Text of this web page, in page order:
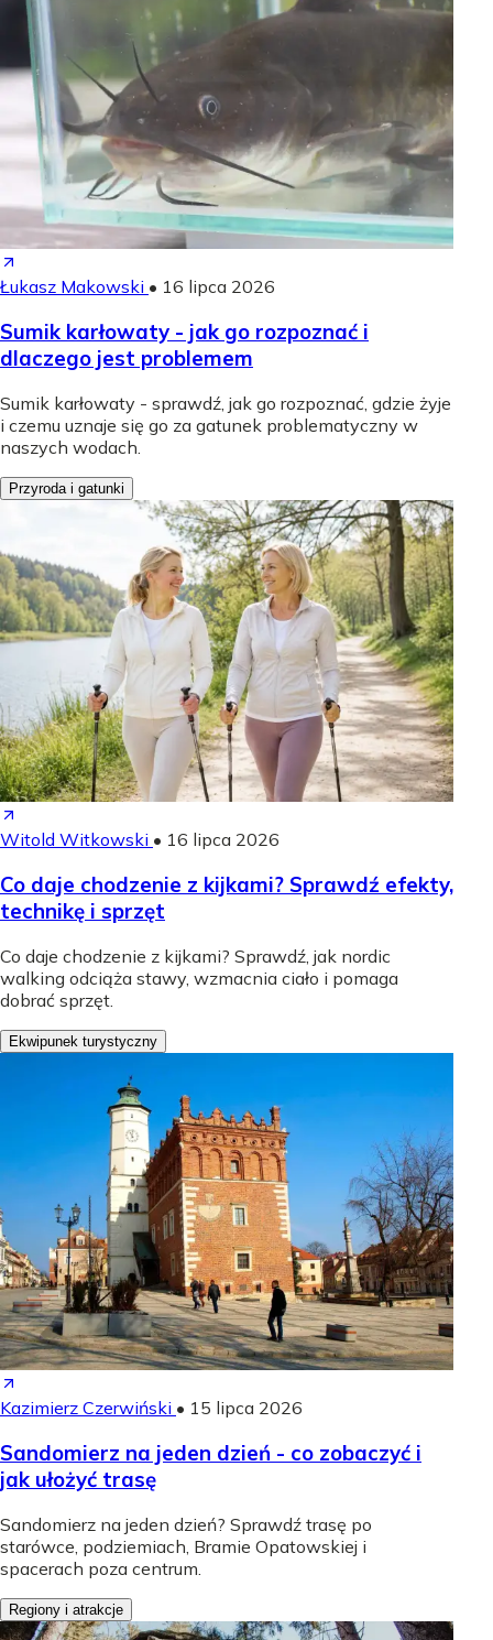
Łukasz Makowski • 16 lipca 2026
Sumik karłowaty - jak go rozpoznać i
dlaczego jest problemem
Sumik karłowaty - sprawdź, jak go rozpoznać, gdzie żyje
i czemu uznaje się go za gatunek problematyczny w
naszych wodach.
Przyroda i gatunki
Witold Witkowski • 16 lipca 2026
Co daje chodzenie z kijkami? Sprawdź efekty,
technikę i sprzęt
Co daje chodzenie z kijkami? Sprawdź, jak nordic
walking odciąża stawy, wzmacnia ciało i pomaga
dobrać sprzęt.
Ekwipunek turystyczny
Kazimierz Czerwiński • 15 lipca 2026
Sandomierz na jeden dzień - co zobaczyć i
jak ułożyć trasę
Sandomierz na jeden dzień? Sprawdź trasę po
starówce, podziemiach, Bramie Opatowskiej i
spacerach poza centrum.
Regiony i atrakcje